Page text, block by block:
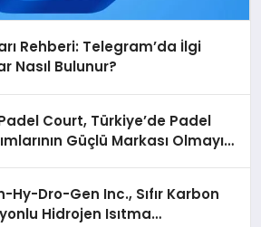
Rehberi: Telegram’da İlgi
Nasıl Bulunur?
Court, Türkiye’de Padel
Güçlü Markası Olmayı
Hy-Dro-Gen Inc., Sıfır Karbon
Hidrojen Isıtma